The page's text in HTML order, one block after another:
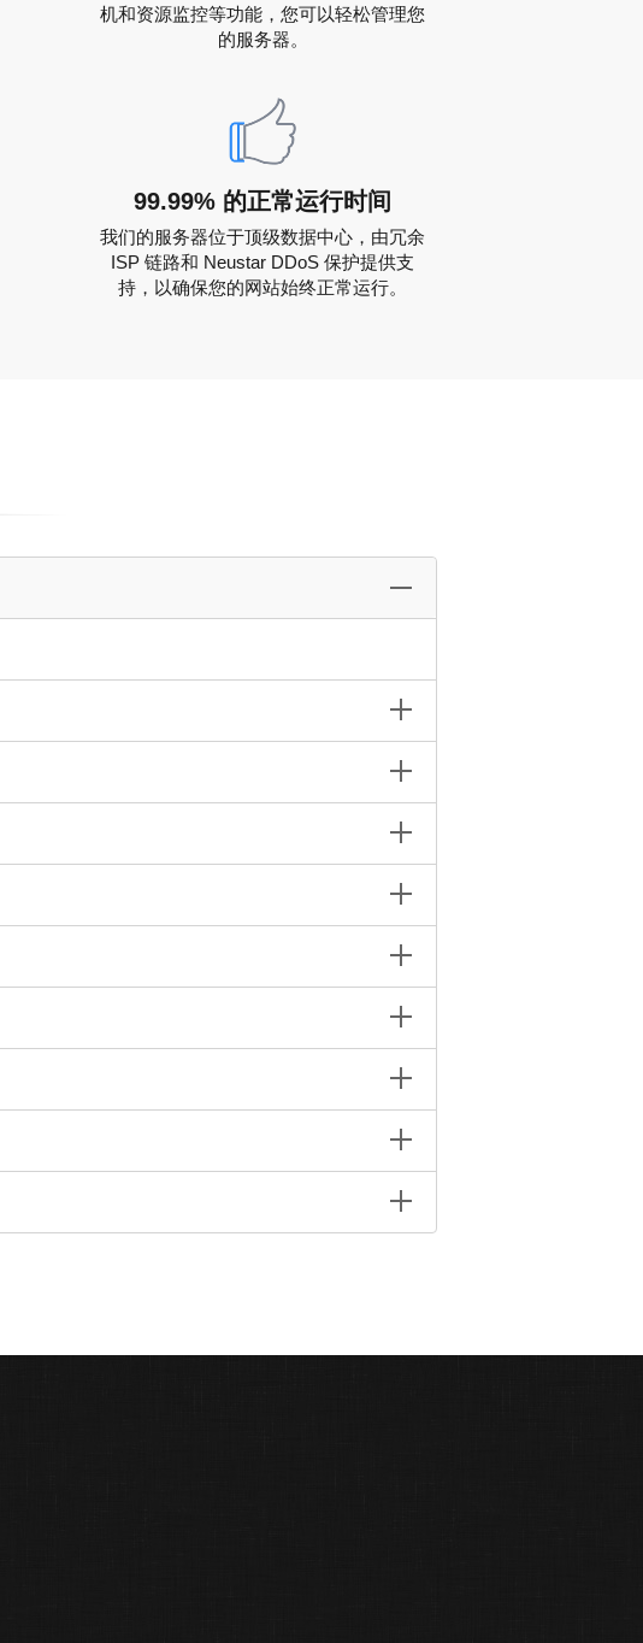
机和资源监控等功能，您可以轻松管理您
的服务器。
99.99% 的正常运行时间
我们的服务器位于顶级数据中心，由冗余
ISP 链路和 Neustar DDoS 保护提供支
持，以确保您的网站始终正常运行。